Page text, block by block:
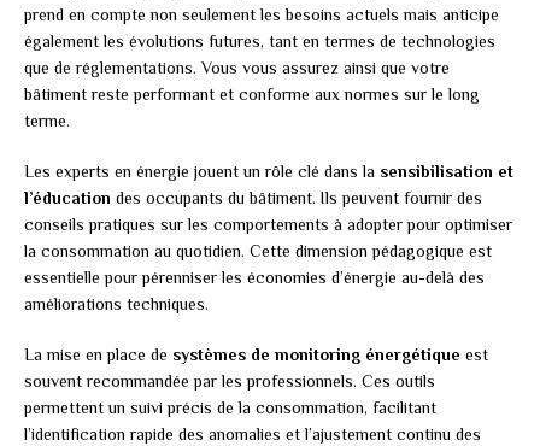
prend en compte non seulement les besoins actuels mais anticipe
également les évolutions futures, tant en termes de technologies
que de réglementations. Vous vous assurez ainsi que votre
bâtiment reste performant et conforme aux normes sur le long
terme.
Les experts en énergie jouent un rôle clé dans la sensibilisation et
l’éducation des occupants du bâtiment. Ils peuvent fournir des
conseils pratiques sur les comportements à adopter pour optimiser
la consommation au quotidien. Cette dimension pédagogique est
essentielle pour pérenniser les économies d’énergie au-delà des
améliorations techniques.
La mise en place de systèmes de monitoring énergétique est
souvent recommandée par les professionnels. Ces outils
permettent un suivi précis de la consommation, facilitant
l’identification rapide des anomalies et l’ajustement continu des